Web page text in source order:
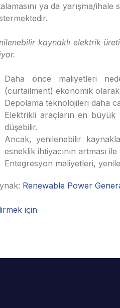
ya da yarışma/ihale
kaynaklı elektrik
Daha önce maliyetleri
(curtailment) ekonomik
Depolama teknolojileri daha
Elektrikli araçların en
düşebilir.
Ancak, yenilenebilir
esneklik ihtiyacının artması
Entegresyon maliyetleri,
Renewable Power
için